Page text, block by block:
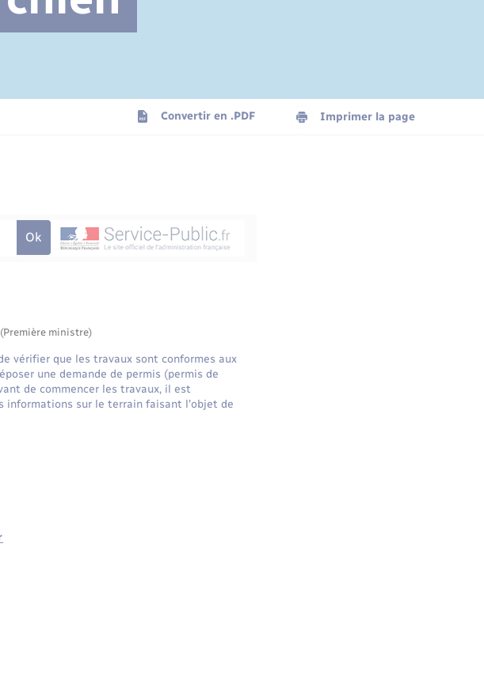
Convertir en .PDF Imprimer la page
ministre)
vérifier que les travaux sont conformes aux
une demande de permis (permis de
de commencer les travaux, il est
informations sur le terrain faisant l'objet de